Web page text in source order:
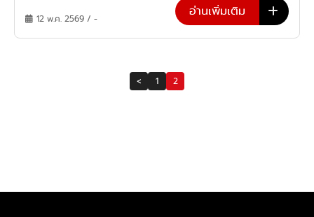
12 พ.ค. 2569 / - อ่านเพิ่มเติม
< 1 2